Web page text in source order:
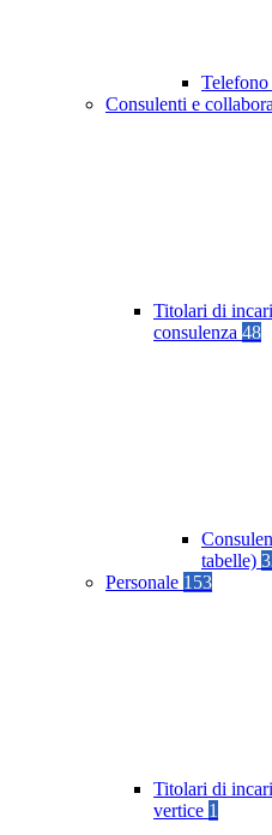
Telefono
Consulenti e
Titolari di
consulenza 48
tabelle)
Personale 153
Titolari di
vertice 1